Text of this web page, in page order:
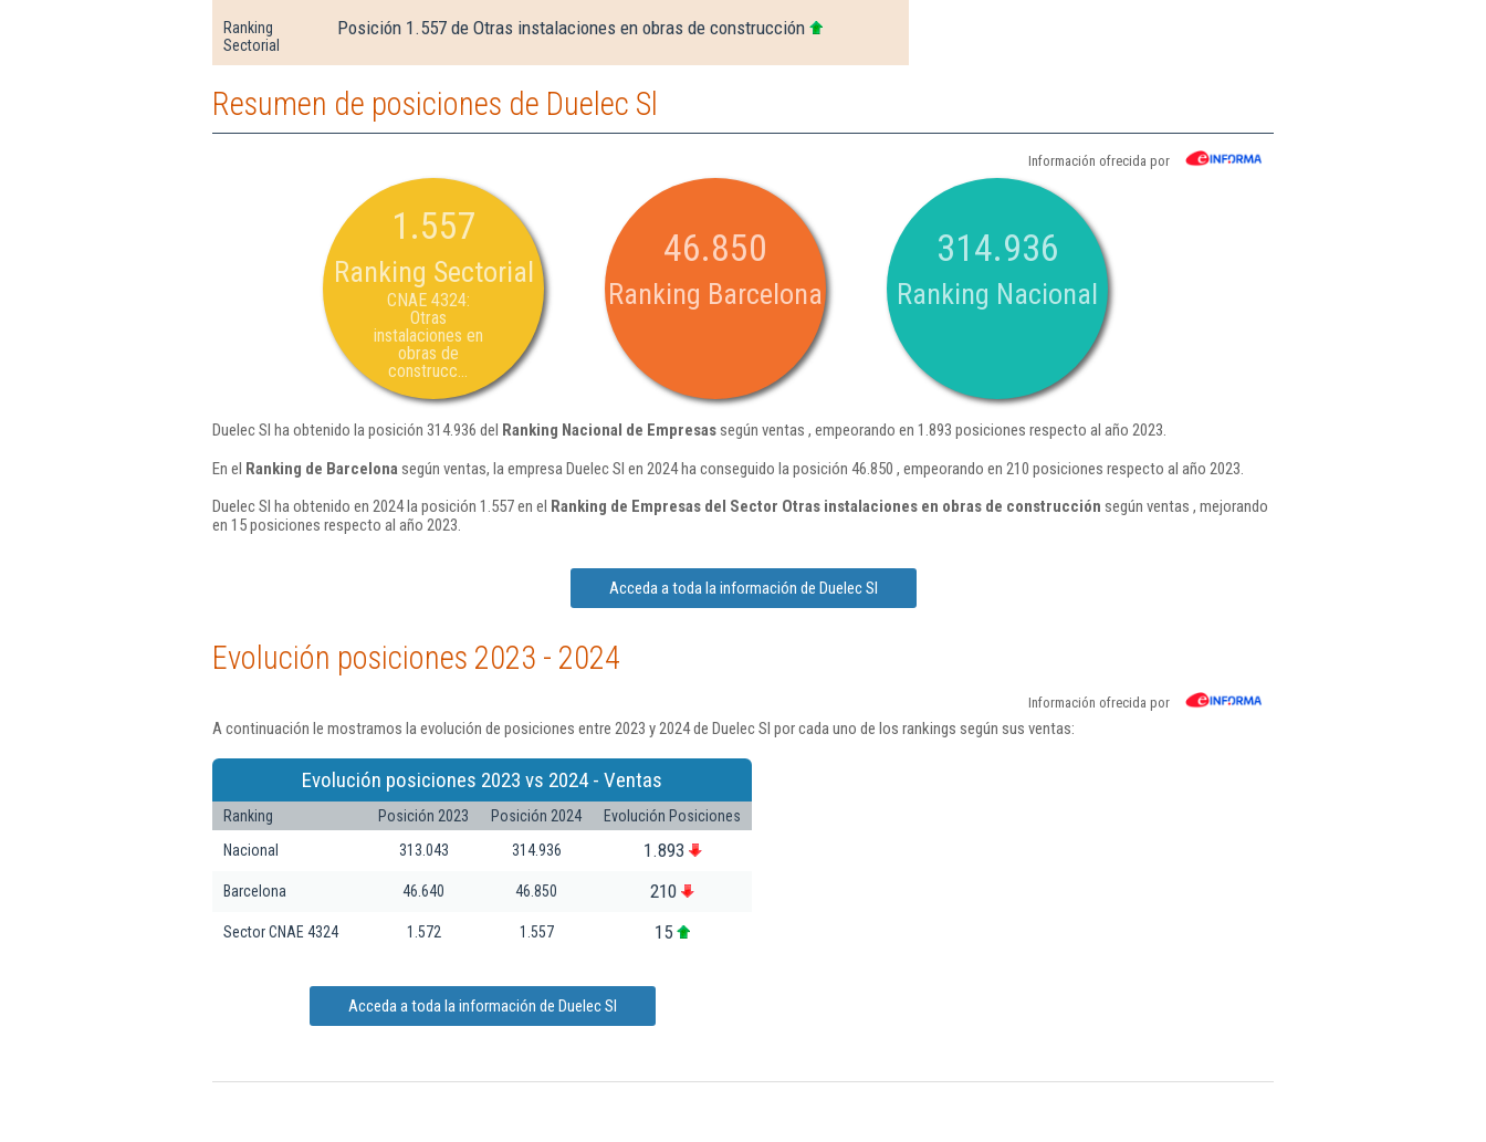
Ranking
Sectorial
Posición 1.557 de Otras instalaciones en obras de construcción
Resumen de posiciones de Duelec Sl
Información ofrecida por
1.557
Ranking Sectorial
CNAE 4324:
Otras
instalaciones en
obras de
construcc...
46.850
Ranking Barcelona
314.936
Ranking Nacional
Duelec Sl ha obtenido la posición 314.936 del Ranking Nacional de Empresassegún ventas , empeorando en 1.893 posiciones respecto al año 2023.
En el Ranking de Barcelona según ventas, la empresa Duelec Sl en 2024 ha conseguido la posición 46.850 , empeorando en 210 posiciones respecto al año 2023.
Duelec Sl ha obtenido en 2024 la posición 1.557 en el Ranking de Empresas del Sector Otras instalaciones en obras de construcción según ventas , mejorando
en 15 posiciones respecto al año 2023.
Acceda a toda la información de Duelec Sl
Evolución posiciones 2023 - 2024
Información ofrecida por
A continuación le mostramos la evolución de posiciones entre 2023 y 2024 de Duelec Sl por cada uno de los rankings según sus ventas:
Evolución posiciones 2023 vs 2024 - Ventas
Ranking Posición 2023 Posición 2024
Evolución Posiciones
Nacional
313.043 314.936 1.893
Barcelona 46.640 46.850 210
Sector CNAE 4324 1.572 1.557 15
Acceda a toda la información de Duelec Sl